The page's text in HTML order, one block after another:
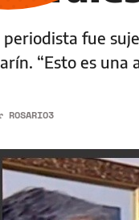
periodista fue
“Esto es una
ROSARIO3